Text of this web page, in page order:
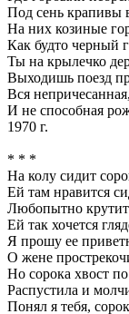
Под сень крапивы
На них козиные
Как будто черный
Ты на крылечко
Выходишь поезд
Вся
И не способная
1970 г.
* * *
На колу сидит
Ей там нравится
Любопытно крутит
Ей так хочется
Я прошу ее
О жене
Но сорока хвост
Распустила и
Понял я тебя,